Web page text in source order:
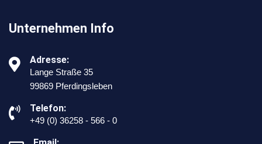
Unternehmen Info
Adresse:
Lange Straße 35
99869 Pferdingsleben
Telefon:
+49 (0) 36258 - 566 - 0